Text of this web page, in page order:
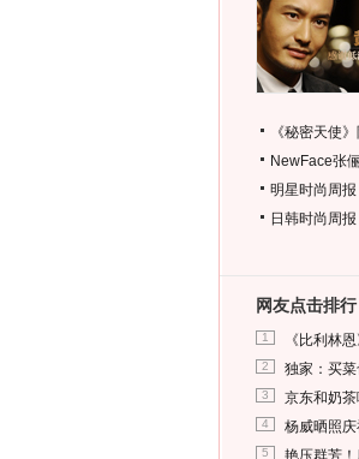
《秘密天使
NewFace张
明星时尚周
日韩时尚周报
网友点击排行
1 《比利林
2 独家：买
3 京东和奶
4 杨威晒照
5 艳压群芳